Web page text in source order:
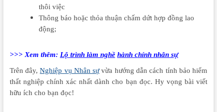
thôi việc
Thông báo hoặc thỏa thuận chấm dứt hợp đồng lao
động;
>>> Xem thêm: Lộ trình làm nghề hành chính nhân sự
Trên đây,Nghiệp vụ Nhân sựvừa hướng dẫn cách tính bảo hiểm
thất nghiệp chính xác nhất dành cho bạn đọc. Hy vọng bài viết
hữu ích cho bạn đọc!